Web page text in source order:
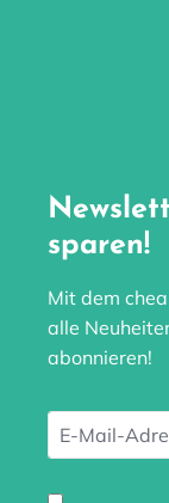
sparen!
Mit dem
alle
abonnieren!